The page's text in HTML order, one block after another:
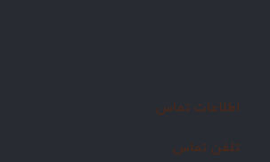
اطلاعات تماس
تلفن تماس